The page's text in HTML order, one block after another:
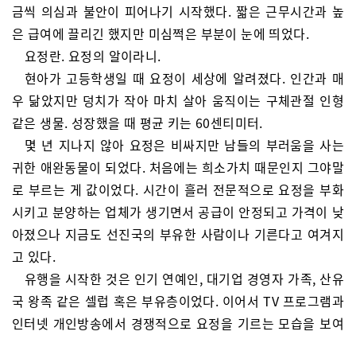
금씩 의심과 불안이 피어나기 시작했다. 짧은 근무시간과 높
은 급여에 끌리긴 했지만 미심쩍은 부분이 눈에 띄었다.
요정란. 요정의 알이라니.
현아가 고등학생일 때 요정이 세상에 알려졌다. 인간과 매
우 닮았지만 덩치가 작아 마치 살아 움직이는 구체관절 인형
같은 생물. 성장했을 때 평균 키는 60센티미터.
몇 년 지나지 않아 요정은 비싸지만 남들의 부러움을 사는
귀한 애완동물이 되었다. 처음에는 희소가치 때문인지 그야말
로 부르는 게 값이었다. 시간이 흘러 전문적으로 요정을 부화
시키고 분양하는 업체가 생기면서 공급이 안정되고 가격이 낮
아졌으나 지금도 선진국의 부유한 사람이나 기른다고 여겨지
고 있다.
유행을 시작한 것은 인기 연예인, 대기업 경영자 가족, 산유
국 왕족 같은 셀럽 혹은 부유층이었다. 이어서 TV 프로그램과
인터넷 개인방송에서 경쟁적으로 요정을 기르는 모습을 보여